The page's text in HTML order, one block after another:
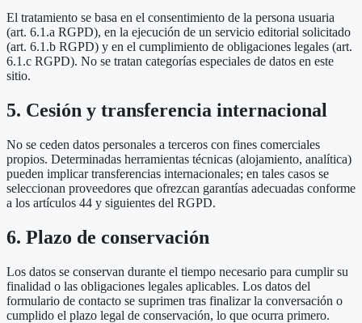
El tratamiento se basa en el consentimiento de la persona usuaria
(art. 6.1.a RGPD), en la ejecución de un servicio editorial solicitado
(art. 6.1.b RGPD) y en el cumplimiento de obligaciones legales (art.
6.1.c RGPD). No se tratan categorías especiales de datos en este
sitio.
5. Cesión y transferencia internacional
No se ceden datos personales a terceros con fines comerciales
propios. Determinadas herramientas técnicas (alojamiento, analítica)
pueden implicar transferencias internacionales; en tales casos se
seleccionan proveedores que ofrezcan garantías adecuadas conforme
a los artículos 44 y siguientes del RGPD.
6. Plazo de conservación
Los datos se conservan durante el tiempo necesario para cumplir su
finalidad o las obligaciones legales aplicables. Los datos del
formulario de contacto se suprimen tras finalizar la conversación o
cumplido el plazo legal de conservación, lo que ocurra primero.